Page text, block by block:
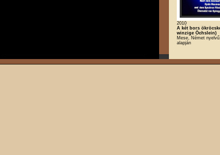
2010
A két bors
winzige Öchslein)
Mese, Német
alapján